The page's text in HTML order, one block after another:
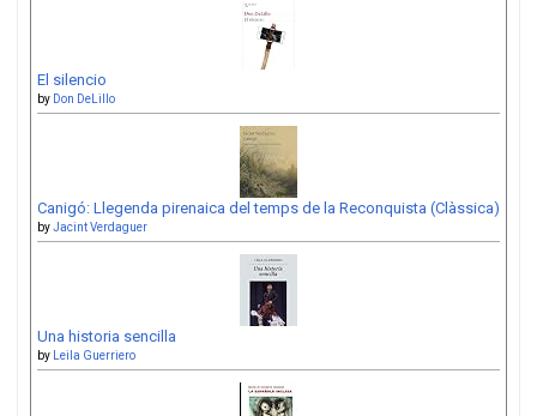
El silencio
by Don DeLillo
Canigó: Llegenda pirenaica del temps de la Reconquista (Clàssica)
byJacint Verdaguer
Una historia sencilla
by Leila Guerriero